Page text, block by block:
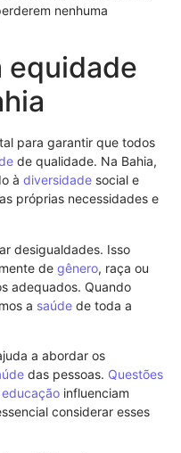
nenhuma
equidade
para garantir que todos
de qualidade. Na Bahia,
à diversidade social e
próprias necessidades e
desigualdades. Isso
de gênero, raça ou
adequados. Quando
a saúde de toda a
a abordar os
das pessoas. Questões
educação influenciam
considerar esses